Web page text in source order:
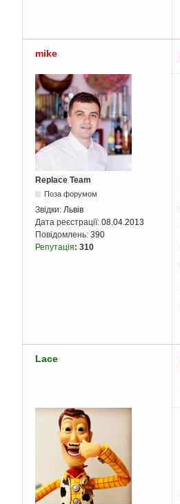
mike
Replace Team
Поза форумом
Звідки: Львів
Дата реєстрації: 08.04.2013
Повідомлень: 390
Репутація: 310
Lace